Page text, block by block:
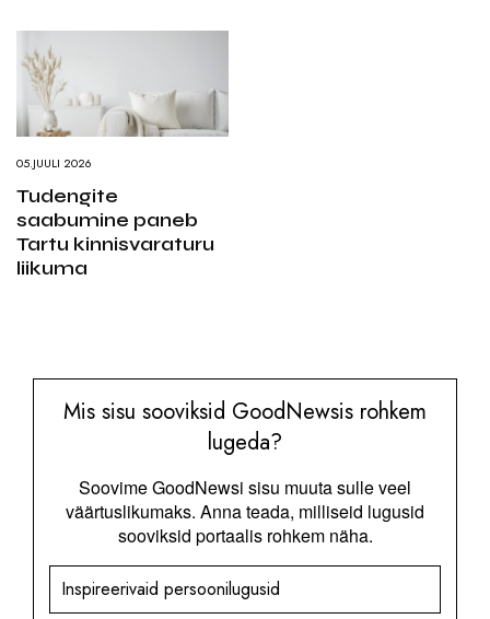
05.JUULI 2026
Tudengite
saabumine paneb
Tartu kinnisvaraturu
liikuma
Mis sisu sooviksid GoodNewsis rohkem
lugeda?
Soovime GoodNewsi sisu muuta sulle veel
väärtuslikumaks. Anna teada, milliseid lugusid
sooviksid portaalis rohkem näha.
Inspireerivaid persoonilugusid